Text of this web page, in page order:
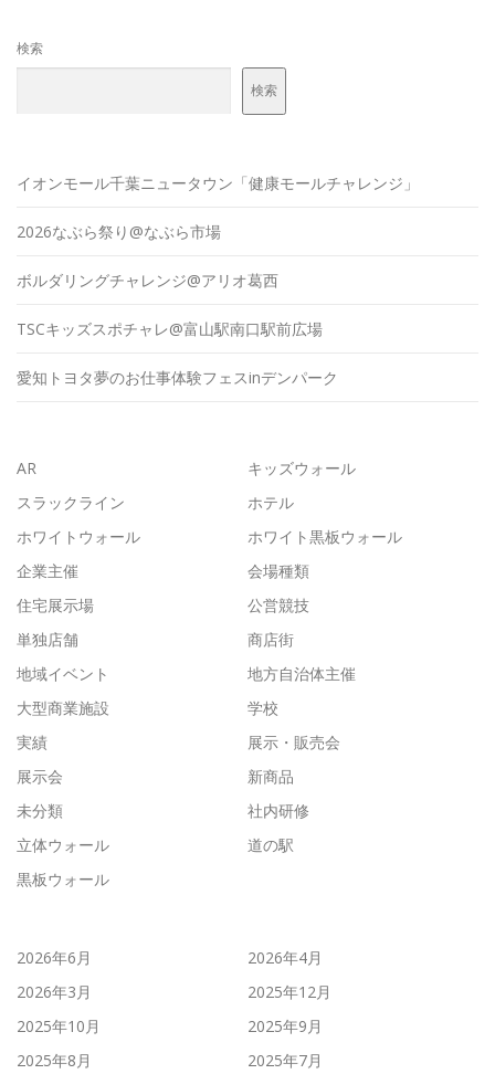
検索
検索
イオンモール千葉ニュータウン「健康モールチャレンジ」
2026なぶら祭り@なぶら市場
ボルダリングチャレンジ@アリオ葛西
TSCキッズスポチャレ@富山駅南口駅前広場
愛知トヨタ夢のお仕事体験フェスinデンパーク
AR
キッズウォール
スラックライン
ホテル
ホワイトウォール
ホワイト黒板ウォール
企業主催
会場種類
住宅展示場
公営競技
単独店舗
商店街
地域イベント
地方自治体主催
大型商業施設
学校
実績
展示・販売会
展示会
新商品
未分類
社内研修
立体ウォール
道の駅
黒板ウォール
2026年6月
2026年4月
2026年3月
2025年12月
2025年10月
2025年9月
2025年8月
2025年7月